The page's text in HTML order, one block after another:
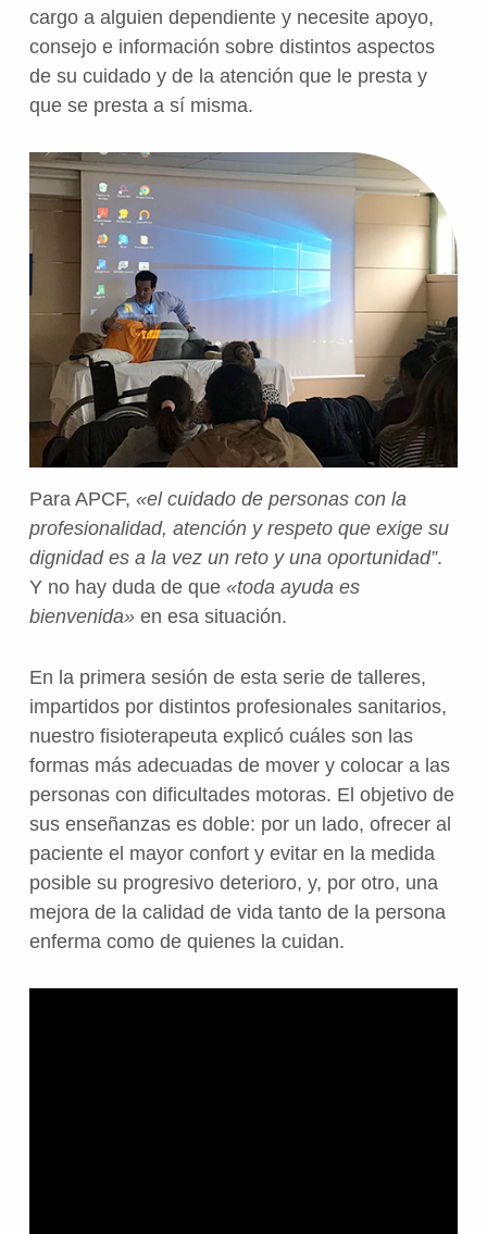
cargo a alguien dependiente y necesite apoyo,
consejo e información sobre distintos aspectos
de su cuidado y de la atención que le presta y
que se presta a sí misma.
Para APCF, «el cuidado de personas con la
profesionalidad, atención y respeto que exige su
dignidad es a la vez un reto y una oportunidad”.
Y no hay duda de que«toda ayuda es
bienvenida»en esa situación.
En la primera sesión de esta serie de talleres,
impartidos por distintos profesionales sanitarios,
nuestro fisioterapeuta explicó cuáles son las
formas más adecuadas de mover y colocar a las
personas con dificultades motoras. El objetivo de
sus enseñanzas es doble: por un lado, ofrecer al
paciente el mayor confort y evitar en la medida
posible su progresivo deterioro, y, por otro, una
mejora de la calidad de vida tanto de la persona
enferma como de quienes la cuidan.